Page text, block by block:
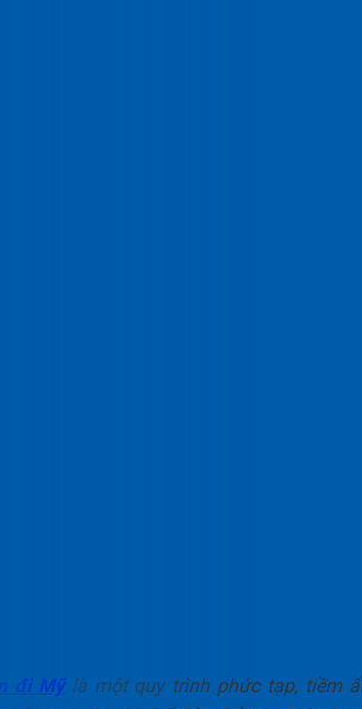
đi Mỹlà một quy trình phức tạp, tiềm